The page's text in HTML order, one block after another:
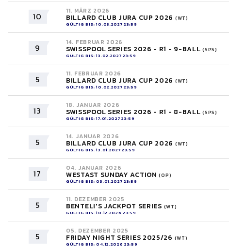
10
11. MÄRZ 2026
BILLARD CLUB JURA CUP 2026 (WT)
GÜLTIG BIS: 10.03.2027 23:59
9
14. FEBRUAR 2026
SWISSPOOL SERIES 2026 - R1 - 9-BALL(SPS)
GÜLTIG BIS: 13.02.2027 23:59
5
11. FEBRUAR 2026
BILLARD CLUB JURA CUP 2026 (WT)
GÜLTIG BIS: 10.02.2027 23:59
13
18. JANUAR 2026
SWISSPOOL SERIES 2026 - R1 - 8-BALL(SPS)
GÜLTIG BIS: 17.01.2027 23:59
5
14. JANUAR 2026
BILLARD CLUB JURA CUP 2026 (WT)
GÜLTIG BIS: 13.01.2027 23:59
17
04. JANUAR 2026
WESTAST SUNDAY ACTION(OP)
GÜLTIG BIS: 03.01.2027 23:59
5
11. DEZEMBER 2025
BENTELI'S JACKPOT SERIES (WT)
GÜLTIG BIS: 10.12.2026 23:59
5
05. DEZEMBER 2025
FRIDAY NIGHT SERIES 2025/26 (WT)
GÜLTIG BIS: 04.12.2026 23:59